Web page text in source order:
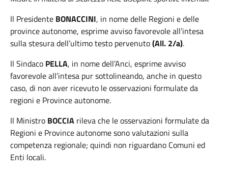
Il Presidente BONACCINI, in nome delle Regioni e delle
province autonome, esprime avviso favorevole all’intesa
sulla stesura dell’ultimo testo pervenuto(All. 2/a).
Il Sindaco PELLA, in nome dell’Anci, esprime avviso
favorevole all’intesa pur sottolineando, anche in questo
caso, di non aver ricevuto le osservazioni formulate da
regioni e Province autonome.
Il Ministro BOCCIA rileva che le osservazioni formulate da
Regioni e Province autonome sono valutazioni sulla
competenza regionale; quindi non riguardano Comuni ed
Enti locali.